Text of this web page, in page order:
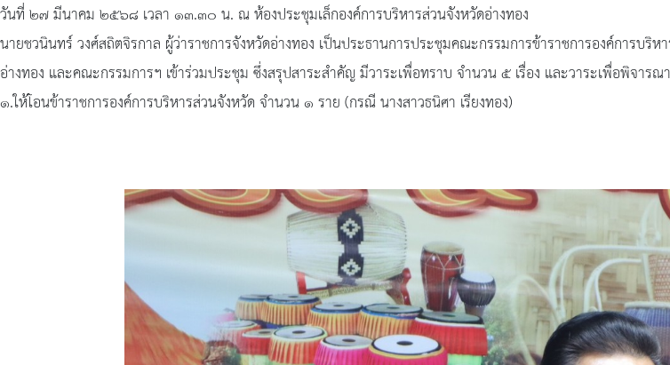
วันที่ ๒๗ มีนาคม ๒๕๖๘ เวลา ๑๓.๓๐ น. ณ ห้องประชุมเล็กองค์การบริหารส่วนจังหวัดอ่างทอง
นายชวนินทร์ วงศ์สถิตจิรกาล ผู้ว่าราชการจังหวัดอ่างทอง เป็นประธานการประชุมคณะกรรมการข้าราชการองค์การ
อ่างทอง และคณะกรรมการฯ เข้าร่วมประชุม ซึ่งสรุปสาระสำคัญ มีวาระเพื่อทราบ จำนวน ๕ เรื่อง และวาระเพื่อพิจารณ
๑.ให้โอนข้าราชการองค์การบริหารส่วนจังหวัด จำนวน ๑ ราย (กรณี นางสาวธนิศา เรียงทอง)